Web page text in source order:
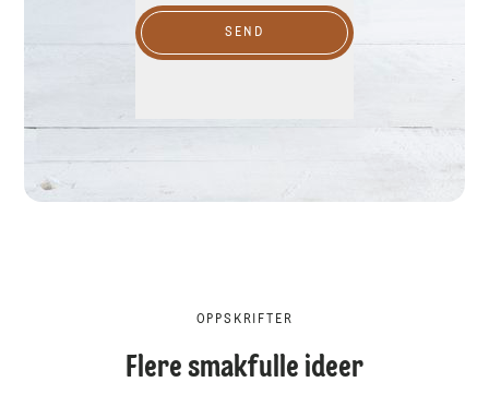
SEND
OPPSKRIFTER
Flere smakfulle ideer